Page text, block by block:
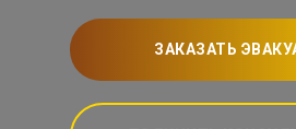
ЗАКАЗАТЬ